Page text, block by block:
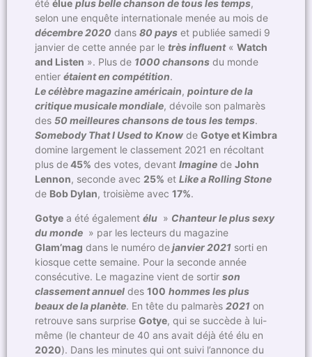
été élue plus belle chanson de tous les temps,
selon une enquête internationale menée au mois de
décembre 2020 dans 80 pays et publiée samedi 9
janvier de cette année par le très influent« Watch
and Listen ». Plus de 1000 chansons du monde
entier étaient en compétition.
Le célèbre magazine américain, pointure de la
critique musicale mondiale, dévoile son palmarès
des 50 meilleures chansons de tous les temps.
Somebody That I Used to Know de Gotye et Kimbra
domine largement le classement 2021 en récoltant
plus de45% des votes, devant Imagine de John
Lennon, seconde avec 25% et Like a Rolling Stone
de Bob Dylan, troisième avec 17%.
Gotye a été également élu » Chanteur le plus sexy
du monde » par les lecteurs du magazine
Glam’mag dans le numéro dejanvier 2021 sorti en
kiosque cette semaine. Pour la seconde année
consécutive. Le magazine vient de sortir son
classement annuel des 100 hommes les plus
beaux de la planète. En tête du palmarès 2021 on
retrouve sans surprise Gotye, qui se succède à lui-
même (le chanteur de 40 ans avait déjà été élu en
2020). Dans les minutes qui ont suivi l’annonce du